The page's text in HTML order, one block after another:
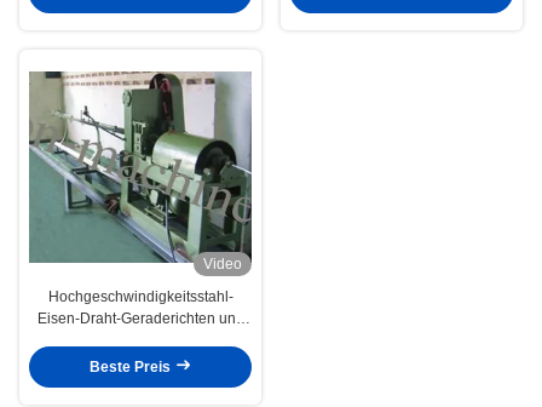
Video
Hochgeschwindigkeitsstahl-
Eisen-Draht-Geraderichten und
Beste Preis